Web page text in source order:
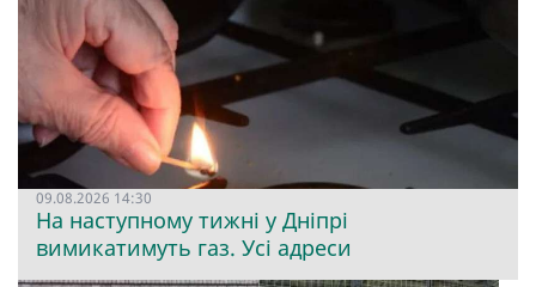
09.08.2026 14:30
На наступному тижні у Дніпрі
вимикатимуть газ. Усі адреси